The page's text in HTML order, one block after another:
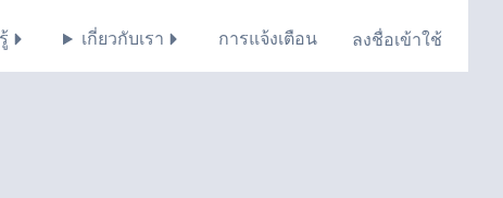
เกี่ยวกับเรา การแจ้งเตือน ลงชื่อเข้าใช้